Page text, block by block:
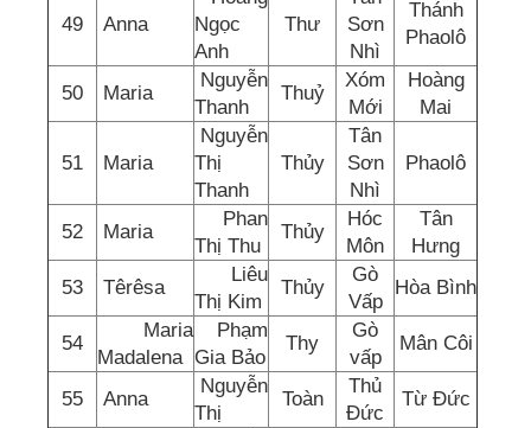
49 Anna
Ngọc
Anh
Thư
Sơn
Nhì
Thánh
Phaolô
50 Maria
Nguyễn
Thanh
Thuỷ
Xóm
Mới
Hoàng
Mai
51 Maria
Nguyễn
Thị
Thanh
Thủy
Tân
Sơn
Nhì
Phaolô
52 Maria
Phan
Thị Thu
Thủy
Hóc
Môn
Tân
Hưng
53
Têrêsa
Liêu
Thị Kim
Thủy
Gò
Vấp
Hòa Bình
54
Maria
Madalena
Phạm
Gia Bảo
Thy
Gò
vấp
Mân Côi
55 Anna
Nguyễn
Thị
Toàn
Thủ
Đức
Từ Đức